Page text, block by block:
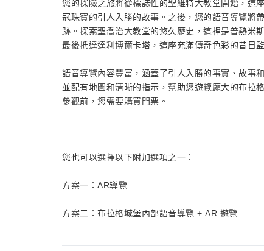
您的探險之旅將從標誌性的聖維特大教堂開始，這
冠珠寶的引人入勝的故事。之後，您的語音導覽將
跡。探索聖喬治大教堂的悠久歷史，這裡是普熱米
最後抵達達利博爾卡塔，這座充滿傳奇色彩的昔日
語音導覽內容豐富，涵蓋了引人入勝的事實、故事
並配有地圖和清晰的指示，幫助您遊覽龐大的布拉
參觀前，您需要購買門票。
您也可以選擇以下附加選項之一：
方案一：AR導覽
方案二：布拉格城堡內部語音導覽 + AR 遊覽